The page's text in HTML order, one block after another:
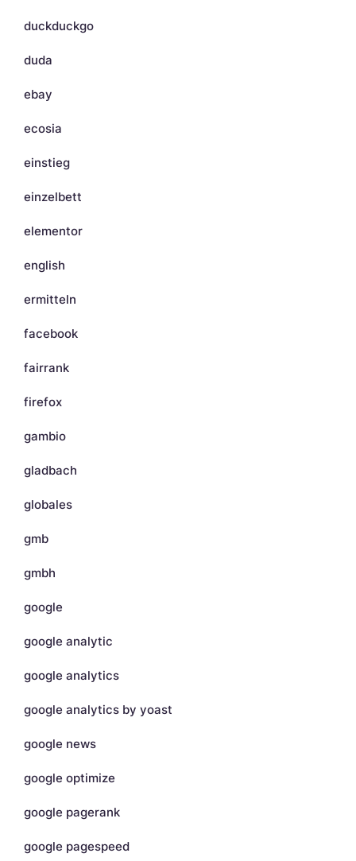
duckduckgo
duda
ebay
ecosia
einstieg
einzelbett
elementor
english
ermitteln
facebook
fairrank
firefox
gambio
gladbach
globales
gmb
gmbh
google
google analytic
google analytics
google analytics by yoast
google news
google optimize
google pagerank
google pagespeed